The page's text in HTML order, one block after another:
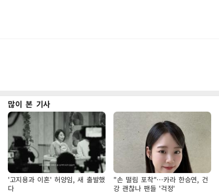
많이 본 기사
'고지용과 이혼' 허양임, 새 출발했
다
"손 떨림 포착"…카라 한승연, 건
강 괜찮나 팬들 '걱정'